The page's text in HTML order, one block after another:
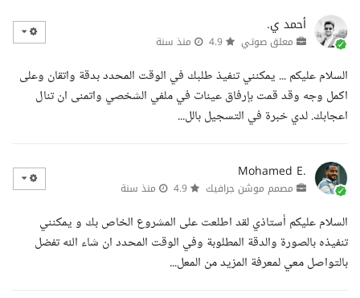
أحمد ي.
معلق صوتي منذ سنة
السلام عليكم ... يمكنني تنفيذ طلبك في الوقت المحدد بدقة واتقان وعلى
اكمل وجه وقد قمت بإرفاق عينات في ملفي الشخصي واتمنى ان تنال
اعجابك. لدي خبرة في التسجيل بالل...
Mohamed E.
مصمم موشن جرافيك منذ سنة
السلام عليكم أستاذي لقد اطلعت على المشروع الخاص بك و يمكنني
تنفيذه بالصورة والدقة المطلوبة وفي الوقت المحدد ان شاء الله تفضل
بالتواصل معي لمعرفة المزيد من المعل...